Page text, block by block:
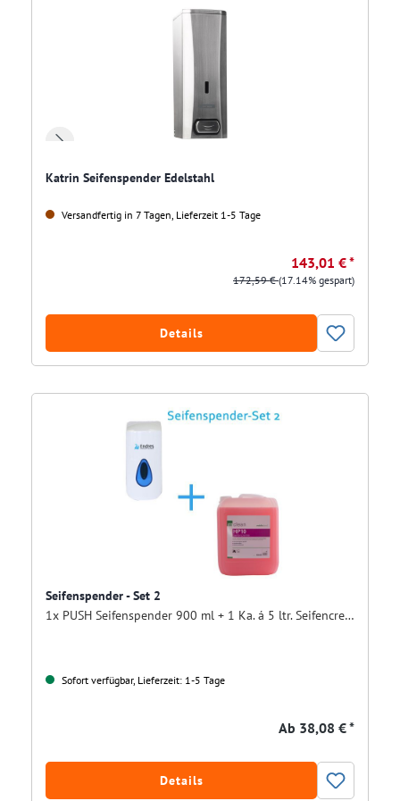
Katrin Seifenspender Edelstahl
Versandfertig in 7 Tagen, Lieferzeit 1-5 Tage
143,01 € *
172,59 €(17.14% gespart)
Details
Seifenspender - Set 2
1x PUSH Seifenspender 900 ml + 1 Ka. á 5 ltr. Seifencreme
Sofort verfügbar, Lieferzeit: 1-5 Tage
Ab 38,08 € *
Details